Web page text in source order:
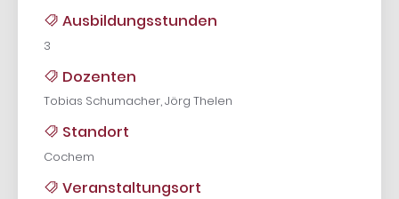
Ausbildungsstunden
3
Dozenten
Tobias Schumacher, Jörg Thelen
Standort
Cochem
Veranstaltungsort